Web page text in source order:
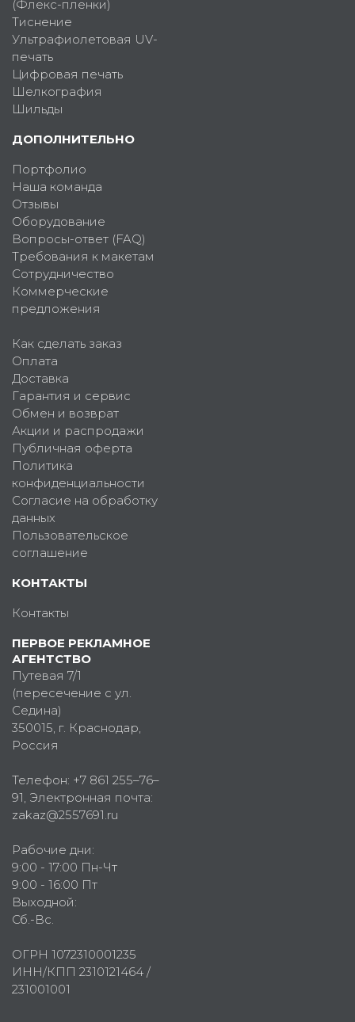
(Флекс-пленки)
Тиснение
Ультрафиолетовая UV-
печать
Цифровая печать
Шелкография
Шильды
ДОПОЛНИТЕЛЬНО
Портфолио
Наша команда
Отзывы
Оборудование
Вопросы-ответ (FAQ)
Требования к макетам
Сотрудничество
Коммерческие
предложения
Как сделать заказ
Оплата
Доставка
Гарантия и сервис
Обмен и возврат
Акции и распродажи
Публичная оферта
Политика
конфиденциальности
Согласие на обработку
данных
Пользовательское
соглашение
КОНТАКТЫ
Контакты
ПЕРВОЕ РЕКЛАМНОЕ
АГЕНТСТВО
Путевая 7/1
(пересечение с ул.
Седина)
350015, г. Краснодар,
Россия
Телефон: +7 861 255–76–
91, Электронная почта:
zakaz@2557691.ru
Рабочие дни:
9:00 - 17:00 Пн-Чт
9:00 - 16:00 Пт
Выходной:
Сб.-Вс.
ОГРН 1072310001235
ИНН/КПП 2310121464 /
231001001